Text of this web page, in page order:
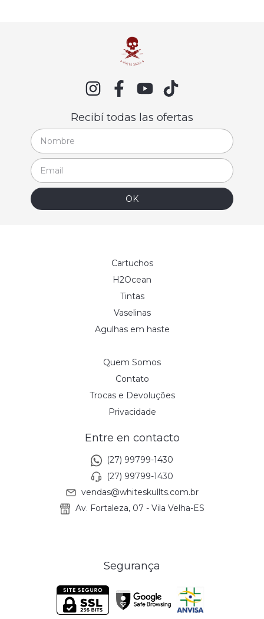
Recibí todas las ofertas
Cartuchos
H2Ocean
Tintas
Vaselinas
Agulhas em haste
Quem Somos
Contato
Trocas e Devoluções
Privacidade
Entre en contacto
(27) 99799-1430
(27) 99799-1430
vendas@whiteskullts.com.br
Av. Fortaleza, 07 - Vila Velha-ES
Segurança